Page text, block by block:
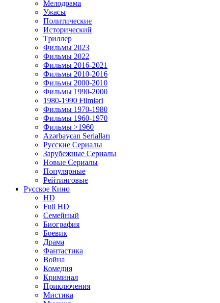
Мелодрама
Ужасы
Политические
Исторический
Tриллер
Фильмы 2023
Фильмы 2022
Фильмы 2016-2021
Фильмы 2010-2016
Фильмы 2000-2010
Фильмы 1990-2000
1980-1990 Filmləri
Фильмы 1970-1980
Фильмы 1960-1970
Фильмы >1960
Azərbaycan Serialları
Русские Сериалы
Зарубежные Сериалы
Новые Сериалы
Популярные
Рейтинговые
Русское Кино
HD
Full HD
Семейный
Биография
Боевик
Драма
Фантастика
Война
Комедия
Криминал
Приключения
Мистика